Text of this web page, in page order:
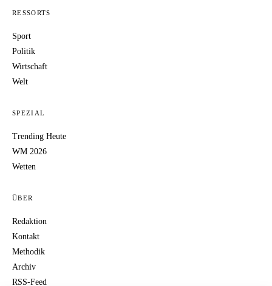
RESSORTS
Sport
Politik
Wirtschaft
Welt
SPEZIAL
Trending Heute
WM 2026
Wetten
ÜBER
Redaktion
Kontakt
Methodik
Archiv
RSS-Feed